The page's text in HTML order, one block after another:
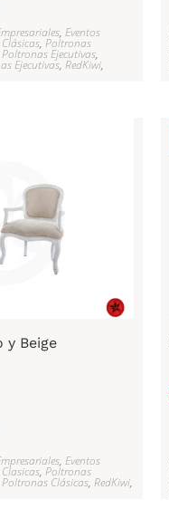
, Eventos
, Poltronas
Poltronas Ejecutivas,
Ejecutivas, RedKiwi,
y Beige
, Eventos
, Poltronas
Poltronas Clásicas, RedKiwi,